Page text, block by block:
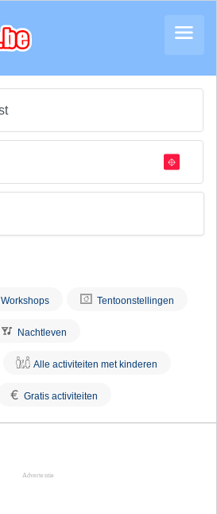
Workshops Tentoonstellingen
Nachtleven
Alle activiteiten met kinderen
€ Gratis activiteiten